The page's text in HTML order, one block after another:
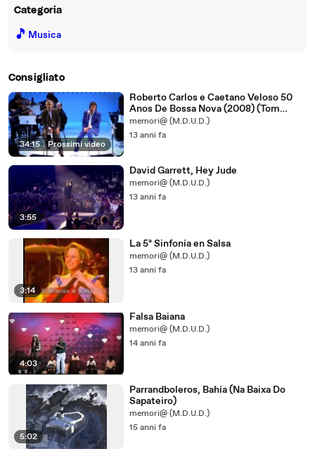
Categoria
🎵 Musica
Consigliato
34:15 | Prossimi video
Roberto Carlos e Caetano Veloso 50
Anos De Bossa Nova (2008) (Tom
Jobim) 1/2
memori@ (M.D.U.D.)
13 anni fa
3:55
David Garrett, Hey Jude
memori@ (M.D.U.D.)
13 anni fa
3:14
La 5ª Sinfonía en Salsa
memori@ (M.D.U.D.)
13 anni fa
4:03
Falsa Baiana
memori@ (M.D.U.D.)
14 anni fa
5:02
Parrandboleros, Bahía (Na Baixa Do
Sapateiro)
memori@ (M.D.U.D.)
15 anni fa